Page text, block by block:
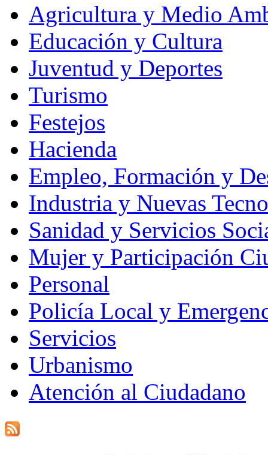
Agricultura y Medio
Educación y Cultura
Juventud y Deportes
Turismo
Festejos
Hacienda
Empleo, Formación y
Industria y Nuevas
Sanidad y Servicios
Mujer y Participación
Personal
Policía Local y
Servicios
Urbanismo
Atención al Ciudadano